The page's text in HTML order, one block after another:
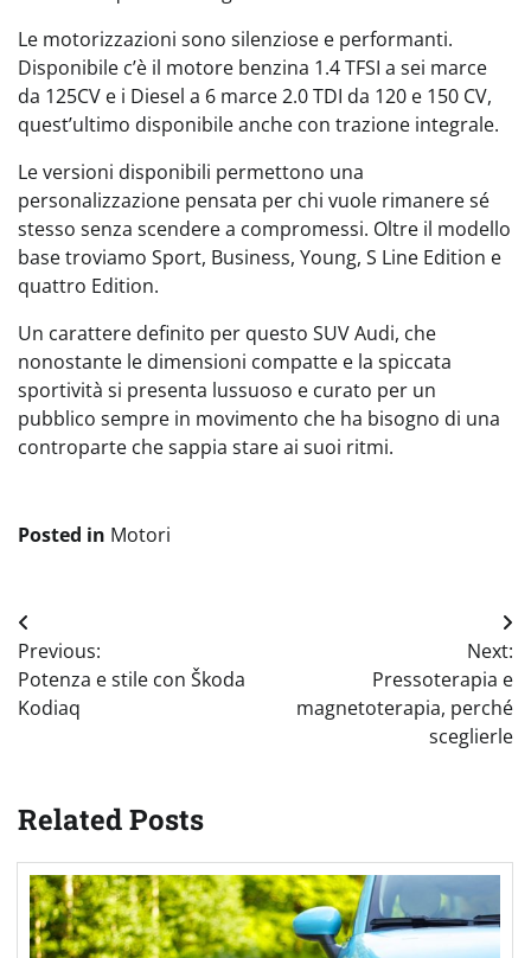
Le motorizzazioni sono silenziose e performanti.
Disponibile c’è il motore benzina 1.4 TFSI a sei marce
da 125CV e i Diesel a 6 marce 2.0 TDI da 120 e 150 CV,
quest’ultimo disponibile anche con trazione integrale.
Le versioni disponibili permettono una
personalizzazione pensata per chi vuole rimanere sé
stesso senza scendere a compromessi. Oltre il modello
base troviamo Sport, Business, Young, S Line Edition e
quattro Edition.
Un carattere definito per questo SUV Audi, che
nonostante le dimensioni compatte e la spiccata
sportività si presenta lussuoso e curato per un
pubblico sempre in movimento che ha bisogno di una
controparte che sappia stare ai suoi ritmi.
Posted in Motori
Navigazione
articoli
Previous:
Potenza e stile con Škoda
Kodiaq
Next:
Pressoterapia e
magnetoterapia, perché
sceglierle
Related Posts